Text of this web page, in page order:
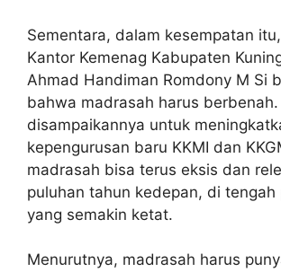
Sementara, dalam kesempatan
Kantor Kemenag Kabupaten
Ahmad Handiman Romdony M Si
bahwa madrasah harus
disampaikannya untuk
kepengurusan baru KKMI dan
madrasah bisa terus eksis dan
puluhan tahun kedepan, di tengah
yang semakin ketat.
Menurutnya, madrasah harus